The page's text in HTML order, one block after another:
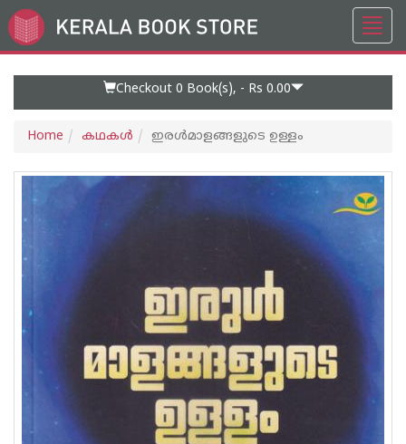
Go
to
Checkout 0 Book(s), - Rs 0.00
Home കഥകള്‍ ഇരൾമാളങ്ങളുടെ ഉള്ളം